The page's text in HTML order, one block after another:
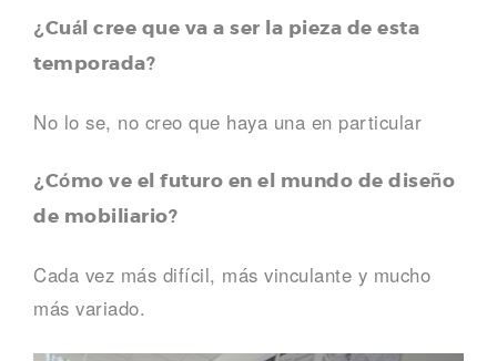
¿Cuál cree que va a ser la pieza de esta
temporada?
No lo se, no creo que haya una en particular
¿Cómo ve el futuro en el mundo de diseño
de mobiliario?
Cada vez más difícil, más vinculante y mucho
más variado.